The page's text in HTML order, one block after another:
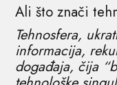
Ali što znači
Tehnosfera,
informacija,
događaja, čija